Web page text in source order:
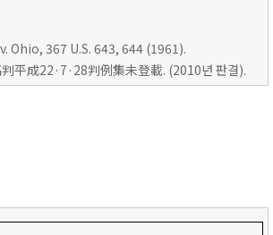
Ohio, 367 U.S. 643, 644 (1961).
平成22·7·28判例集未登載. (2010년 판결).